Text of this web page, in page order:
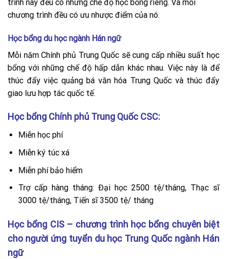
trình này đều có những chế độ học bổng riêng. Và mỗi
chương trình đều có ưu nhược điểm của nó.
Học bổng du học ngành Hán ngữ
Mỗi năm Chính phủ Trung Quốc sẽ cung cấp nhiều suất học
bổng với những chế độ hấp dẫn khác nhau. Việc này là để
thúc đẩy việc quảng bá văn hóa Trung Quốc và thúc đẩy
giao lưu hợp tác quốc tế.
Học bổng Chính phủ Trung Quốc CSC:
Miễn học phí
Miễn ký túc xá
Miễn phí bảo hiểm
Trợ cấp hàng tháng: Đại học 2500 tệ/tháng, Thạc sĩ
3000 tệ/tháng, Tiến sĩ 3500 tệ/ tháng
Học bổng CIS – chương trình học bổng chuyên biệt
cho người ứng tuyển du học Trung Quốc ngành Hán
ngữ